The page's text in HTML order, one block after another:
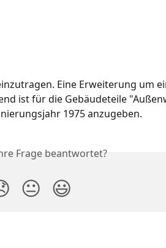
Eine Erweiterung um
ist für die Gebäudeteile
1975 anzugeben.
Frage beantwortet?
😐 😃